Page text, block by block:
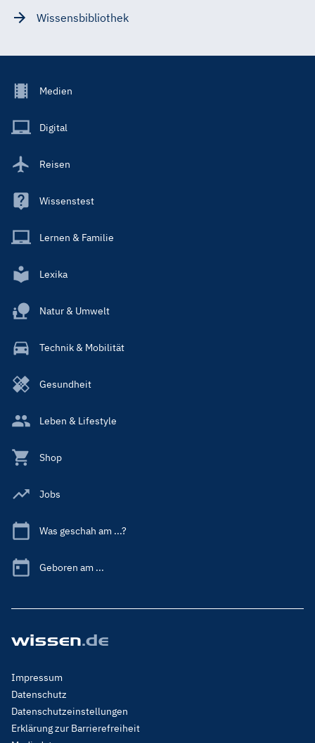
Wissensbibliothek
Footer
Main
Medien
Digital
Reisen
Wissenstest
Lernen & Familie
Lexika
Natur & Umwelt
Technik & Mobilität
Gesundheit
Leben & Lifestyle
Shop
Jobs
Was geschah am ...?
Geboren am ...
Footer
Menu
Legal
Impressum
Datenschutz
Datenschutzeinstellungen
Erklärung zur Barrierefreiheit